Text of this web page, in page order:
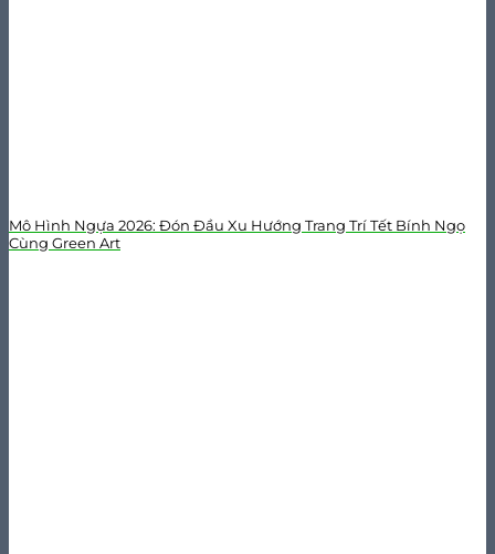
Mô Hình Ngựa 2026: Đón Đầu Xu Hướng Trang Trí Tết Bính Ngọ
Cùng Green Art